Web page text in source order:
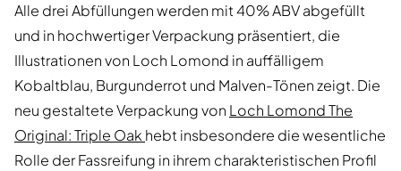
Alle drei Abfüllungen werden mit 40% ABV abgefüllt
und in hochwertiger Verpackung präsentiert, die
Illustrationen von Loch Lomond in auffälligem
Kobaltblau, Burgunderrot und Malven-Tönen zeigt. Die
neu gestaltete Verpackung von Loch Lomond The
Original: Triple Oak hebt insbesondere die wesentliche
Rolle der Fassreifung in ihrem charakteristischen Profil